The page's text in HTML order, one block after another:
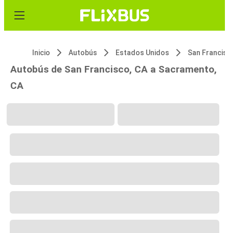
Inicio Autobús Estados Unidos San
Autobús de San Francisco, CA a Sacramento,
CA